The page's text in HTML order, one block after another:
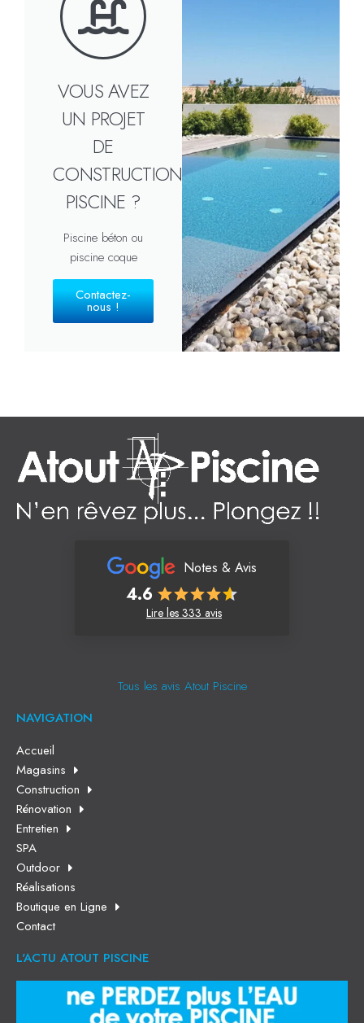
VOUS AVEZ
UN PROJET
DE
CONSTRUCTION
PISCINE ?
Piscine béton ou
piscine coque
Contactez-
nous !
Notes & Avis
4.6
Lire les 333 avis
Tous les avis Atout Piscine
NAVIGATION
Accueil
Magasins
Construction
Rénovation
Entretien
SPA
Outdoor
Réalisations
Boutique en Ligne
Contact
L'ACTU ATOUT PISCINE